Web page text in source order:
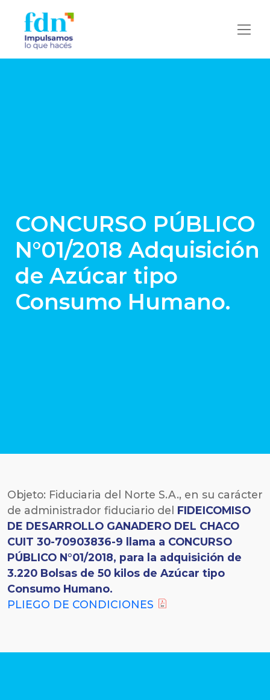
CONCURSO PÚBLICO
N°01/2018 Adquisición
de Azúcar tipo
Consumo Humano.
Objeto: Fiduciaria del Norte S.A., en su carácter
de administrador fiduciario del FIDEICOMISO
DE DESARROLLO GANADERO DEL CHACO
CUIT 30-70903836-9 llama a CONCURSO
PÚBLICO N°01/2018, para la adquisición de
3.220 Bolsas de 50 kilos de Azúcar tipo
Consumo Humano.
PLIEGO DE CONDICIONES